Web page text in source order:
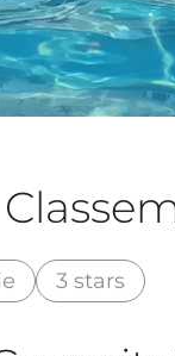
3 stars